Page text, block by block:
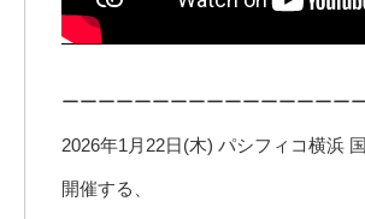
ーーーーーーーーーーーーーーーー
2026年1月22日(木) パシフィコ横浜
開催する、